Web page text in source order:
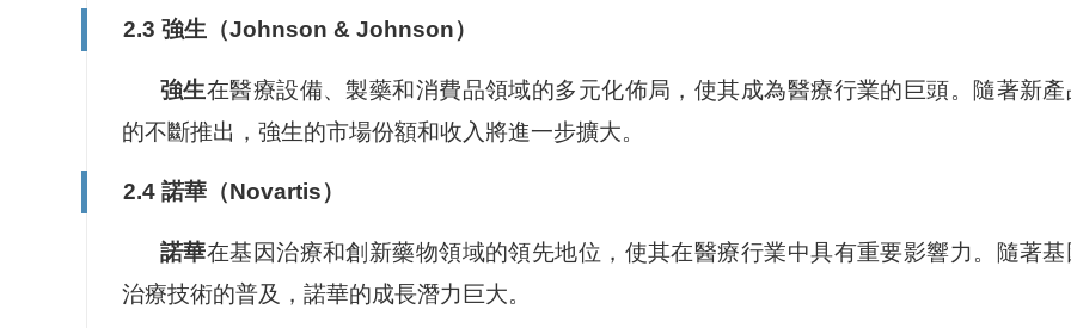
2.3 強生（Johnson & Johnson）
強生在醫療設備、製藥和消費品領域的多元化佈局，使其成為醫療行業的巨頭。隨著新產
的不斷推出，強生的市場份額和收入將進一步擴大。
2.4 諾華（Novartis）
諾華在基因治療和創新藥物領域的領先地位，使其在醫療行業中具有重要影響力。隨著基
治療技術的普及，諾華的成長潛力巨大。